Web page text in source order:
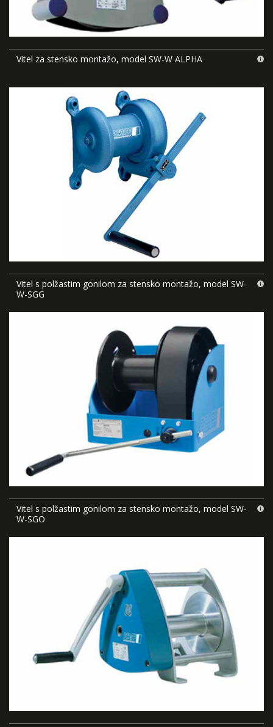
Vitel za stensko montažo, model SW-W ALPHA
Vitel s polžastim gonilom za stensko montažo, model SW-
W-SGG
Vitel s polžastim gonilom za stensko montažo, model SW-
W-SGO